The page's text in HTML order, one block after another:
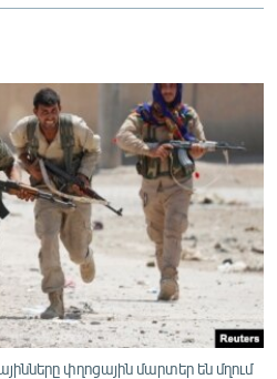
փղոցային մարտեր են մղում